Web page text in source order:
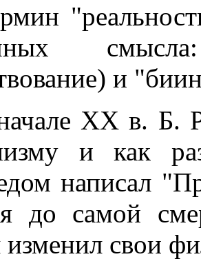
и
XX в. Б.
и как
написал
до самой
изменил свои